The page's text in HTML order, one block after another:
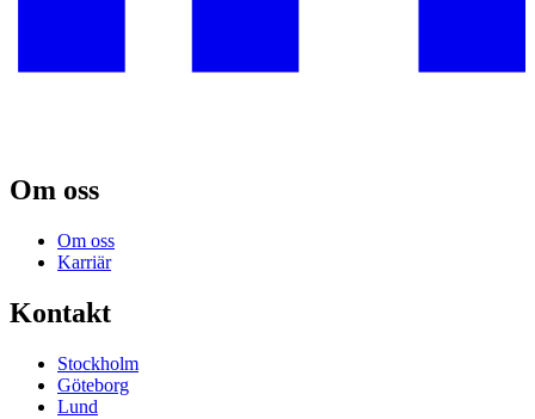
Om oss
Om oss
Karriär
Kontakt
Stockholm
Göteborg
Lund